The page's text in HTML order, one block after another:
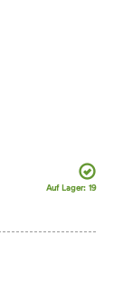
Auf Lager: 19